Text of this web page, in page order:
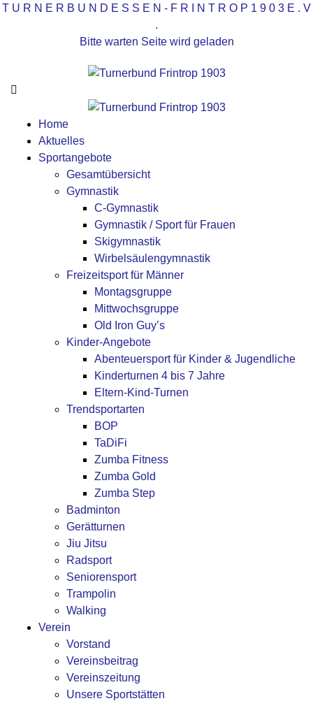
T U R N E R B U N D E S S E N - F R N T R O P 1 9 0 3 E . V
.
Bitte warten Seite wird geladen
Home
Aktuelles
Sportangebote
Gesamtübersicht
Gymnastik
C-Gymnastik
Gymnastik / Sport für Frauen
Skigymnastik
Wirbelsäulengymnastik
Freizeitsport für Männer
Montagsgruppe
Mittwochsgruppe
Old Iron Guy’s
Kinder-Angebote
Abenteuersport für Kinder & Jugendliche
Kinderturnen 4 bis 7 Jahre
Eltern-Kind-Turnen
Trendsportarten
BOP
TaDiFi
Zumba Fitness
Zumba Gold
Zumba Step
Badminton
Gerätturnen
Jiu Jitsu
Radsport
Seniorensport
Trampolin
Walking
Verein
Vorstand
Vereinsbeitrag
Vereinszeitung
Unsere Sportstätten